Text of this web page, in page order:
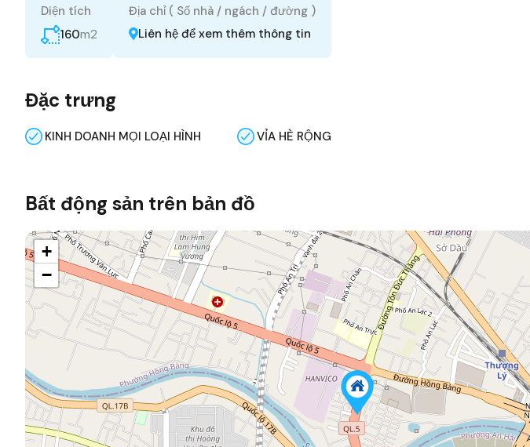
Diện tích
160m2
Địa chỉ ( Số nhà / ngách / đường )
Liên hệ để xem thêm thông tin
Đặc trưng
KINH DOANH MỌI LOẠI HÌNH VỈA HÈ RỘNG
Bất động sản trên bản đồ
+
−